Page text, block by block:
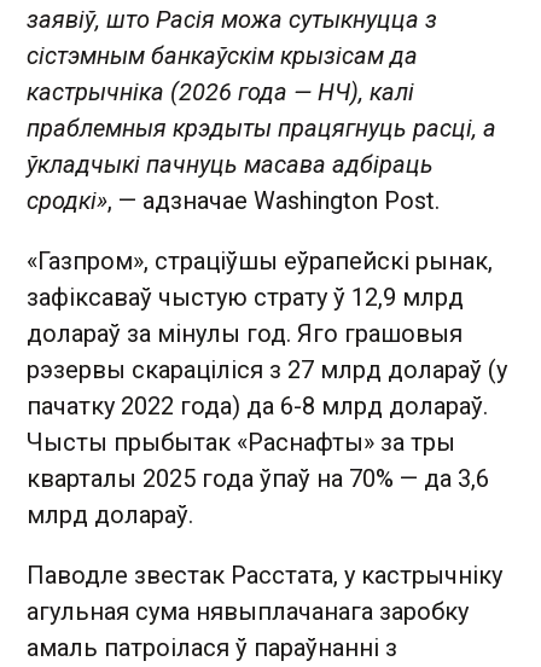
заявіў, што Расія можа сутыкнуцца з
сістэмным банкаўскім крызісам да
кастрычніка (2026 года — НЧ), калі
праблемныя крэдыты працягнуць расці, а
ўкладчыкі пачнуць масава адбіраць
сродкі», — адзначае Washington Post.
«Газпром», страціўшы еўрапейскі рынак,
зафіксаваў чыстую страту ў 12,9 млрд
долараў за мінулы год. Яго грашовыя
рэзервы скараціліся з 27 млрд долараў (у
пачатку 2022 года) да 6-8 млрд долараў.
Чысты прыбытак «Раснафты» за тры
кварталы 2025 года ўпаў на 70% — да 3,6
млрд долараў.
Паводле звестак Расстата, у кастрычніку
агульная сума нявыплачанага заробку
амаль патроілася ў параўнанні з